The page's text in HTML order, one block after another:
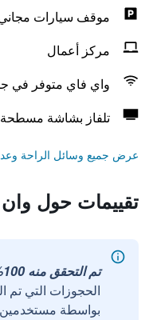
موقف سيارات
مركز أعمال
واي فاي متوفر في
تلفاز بشاشة مسطحة
عرض جميع وسائل الراحة وعددها
تقييمات حول وان
تم التحقق منه 100%
الحجوزات التي تم